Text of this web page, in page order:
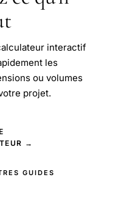
interactif
les
ou volumes
projet.
→
GUIDES